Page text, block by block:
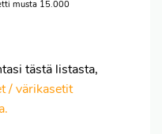
musta 15.000
tästä listasta,
/ värikasetit